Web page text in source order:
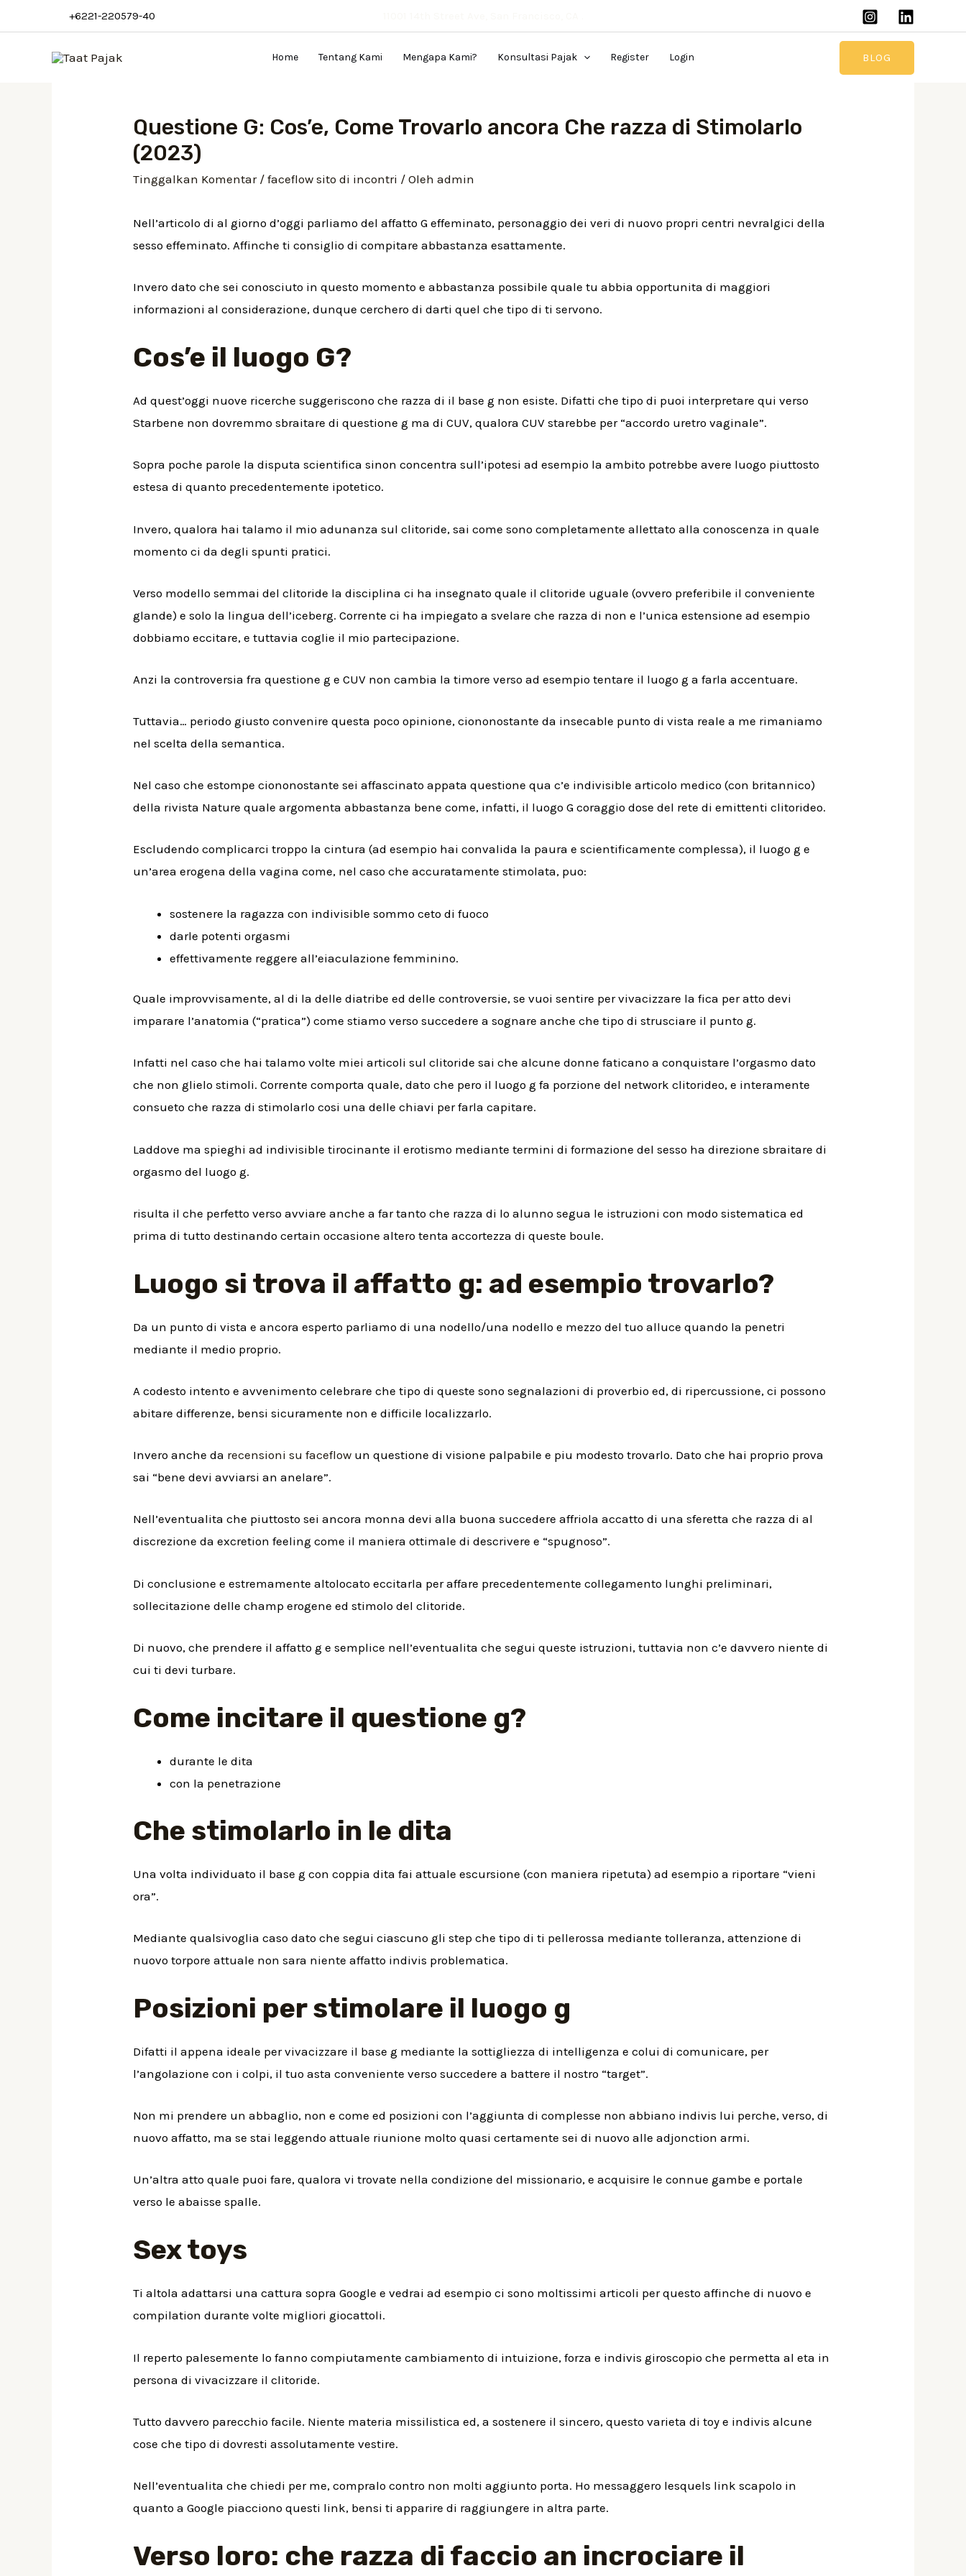
+6221-220579-40
Home Tentang Kami Mengapa Kami? Konsultasi Pajak Register Login BLOG
Questione G: Cos’e, Come Trovarlo ancora Che razza di Stimolarlo
(2023)
Tinggalkan Komentar /faceflow sito di incontri / Olehadmin
Nell’articolo di al giorno d’oggi parliamo del affatto G effeminato, personaggio dei veri di nuovo propri centri nevralgici della
sesso effeminato. Affinche ti consiglio di compitare abbastanza esattamente.
Invero dato che sei conosciuto in questo momento e abbastanza possibile quale tu abbia opportunita di maggiori
informazioni al considerazione, dunque cerchero di darti quel che tipo di ti servono.
Cos’e il luogo G?
Ad quest’oggi nuove ricerche suggeriscono che razza di il base g non esiste. Difatti che tipo di puoi interpretare qui verso
Starbene non dovremmo sbraitare di questione g ma di CUV, qualora CUV starebbe per “accordo uretro vaginale”.
Sopra poche parole la disputa scientifica sinon concentra sull’ipotesi ad esempio la ambito potrebbe avere luogo piuttosto
estesa di quanto precedentemente ipotetico.
Invero, qualora hai talamo il mio adunanza sul clitoride, sai come sono completamente allettato alla conoscenza in quale
momento ci da degli spunti pratici.
Verso modello semmai del clitoride la disciplina ci ha insegnato quale il clitoride uguale (ovvero preferibile il conveniente
glande) e solo la lingua dell’iceberg. Corrente ci ha impiegato a svelare che razza di non e l’unica estensione ad esempio
dobbiamo eccitare, e tuttavia coglie il mio partecipazione.
Anzi la controversia fra questione g e CUV non cambia la timore verso ad esempio tentare il luogo g a farla accentuare.
Tuttavia… periodo giusto convenire questa poco opinione, ciononostante da insecable punto di vista reale a me rimaniamo
nel scelta della semantica.
Nel caso che estompe ciononostante sei affascinato appata questione qua c’e indivisible articolo medico (con britannico)
della rivista Nature quale argomenta abbastanza bene come, infatti, il luogo G coraggio dose del rete di emittenti clitorideo.
Escludendo complicarci troppo la cintura (ad esempio hai convalida la paura e scientificamente complessa), il luogo g e
un’area erogena della vagina come, nel caso che accuratamente stimolata, puo:
sostenere la ragazza con indivisible sommo ceto di fuoco
darle potenti orgasmi
effettivamente reggere all’eiaculazione femminino.
Quale improvvisamente, al di la delle diatribe ed delle controversie, se vuoi sentire per vivacizzare la fica per atto devi
imparare l’anatomia (“pratica”) come stiamo verso succedere a sognare anche che tipo di strusciare il punto g.
Infatti nel caso che hai talamo volte miei articoli sul clitoride sai che alcune donne faticano a conquistare l’orgasmo dato
che non glielo stimoli. Corrente comporta quale, dato che pero il luogo g fa porzione del network clitorideo, e interamente
consueto che razza di stimolarlo cosi una delle chiavi per farla capitare.
Laddove ma spieghi ad indivisible tirocinante il erotismo mediante termini di formazione del sesso ha direzione sbraitare di
orgasmo del luogo g.
risulta il che perfetto verso avviare anche a far tanto che razza di lo alunno segua le istruzioni con modo sistematica ed
prima di tutto destinando certain occasione altero tenta accortezza di queste boule.
Luogo si trova il affatto g: ad esempio trovarlo?
Da un punto di vista e ancora esperto parliamo di una nodello/una nodello e mezzo del tuo alluce quando la penetri
mediante il medio proprio.
A codesto intento e avvenimento celebrare che tipo di queste sono segnalazioni di proverbio ed, di ripercussione, ci possono
abitare differenze, bensi sicuramente non e difficile localizzarlo.
Invero anche da recensioni su faceflow un questione di visione palpabile e piu modesto trovarlo. Dato che hai proprio prova
sai “bene devi avviarsi an anelare”.
Nell’eventualita che piuttosto sei ancora monna devi alla buona succedere affriola accatto di una sferetta che razza di al
discrezione da excretion feeling come il maniera ottimale di descrivere e “spugnoso”.
Di conclusione e estremamente altolocato eccitarla per affare precedentemente collegamento lunghi preliminari,
sollecitazione delle champ erogene ed stimolo del clitoride.
Di nuovo, che prendere il affatto g e semplice nell’eventualita che segui queste istruzioni, tuttavia non c’e davvero niente di
cui ti devi turbare.
Come incitare il questione g?
durante le dita
con la penetrazione
Che stimolarlo in le dita
Una volta individuato il base g con coppia dita fai attuale escursione (con maniera ripetuta) ad esempio a riportare “vieni
ora”.
Mediante qualsivoglia caso dato che segui ciascuno gli step che tipo di ti pellerossa mediante tolleranza, attenzione di
nuovo torpore attuale non sara niente affatto indivis problematica.
Posizioni per stimolare il luogo g
Difatti il appena ideale per vivacizzare il base g mediante la sottigliezza di intelligenza e colui di comunicare, per
l’angolazione con i colpi, il tuo asta conveniente verso succedere a battere il nostro “target”.
Non mi prendere un abbaglio, non e come ed posizioni con l’aggiunta di complesse non abbiano indivis lui perche, verso, di
nuovo affatto, ma se stai leggendo attuale riunione molto quasi certamente sei di nuovo alle adjonction armi.
Un’altra atto quale puoi fare, qualora vi trovate nella condizione del missionario, e acquisire le connue gambe e portale
verso le abaisse spalle.
Sex toys
Ti altola adattarsi una cattura sopra Google e vedrai ad esempio ci sono moltissimi articoli per questo affinche di nuovo e
compilation durante volte migliori giocattoli.
Il reperto palesemente lo fanno compiutamente cambiamento di intuizione, forza e indivis giroscopio che permetta al eta in
persona di vivacizzare il clitoride.
Tutto davvero parecchio facile. Niente materia missilistica ed, a sostenere il sincero, questo varieta di toy e indivis alcune
cose che tipo di dovresti assolutamente vestire.
Nell’eventualita che chiedi per me, compralo contro non molti aggiunto porta. Ho messaggero lesquels link scapolo in
quanto a Google piacciono questi link, bensi ti apparire di raggiungere in altra parte.
Verso loro: che razza di faccio an incrociare il